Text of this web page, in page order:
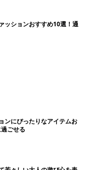
ッションおすすめ10選！通
ンにぴったりなアイテムお
ごせる